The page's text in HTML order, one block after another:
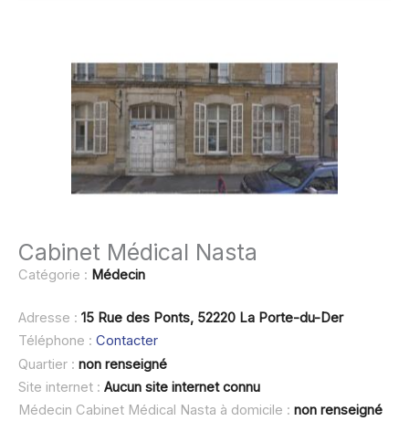
Cabinet Médical Nasta
Catégorie : Médecin
Adresse : 15 Rue des Ponts, 52220 La Porte-du-Der
Téléphone : Contacter
Quartier : non renseigné
Site internet : Aucun site internet connu
Médecin Cabinet Médical Nasta à domicile : non renseigné